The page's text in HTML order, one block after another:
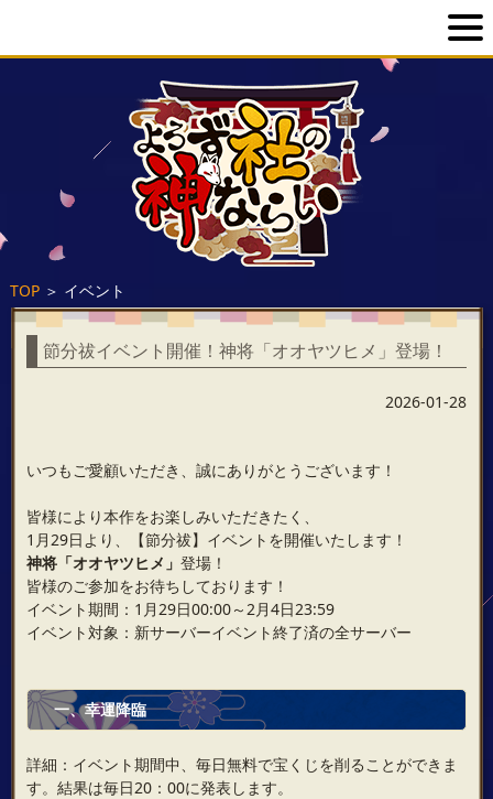
TOP＞ イベント
節分祓イベント開催！神将「オオヤツヒメ」登場！
2026-01-28
いつもご愛顧いただき、誠にありがとうございます！
皆様により本作をお楽しみいただきたく、
1月29日より、【節分祓】イベントを開催いたします！
神将「オオヤツヒメ」 登場！
皆様のご参加をお待ちしております！
イベント期間：1月29日00:00～2月4日23:59
イベント対象：新サーバーイベント終了済の全サーバー
一、幸運降臨
詳細：イベント期間中、毎日無料で宝くじを削ることができま
す。結果は毎日20：00に発表します。